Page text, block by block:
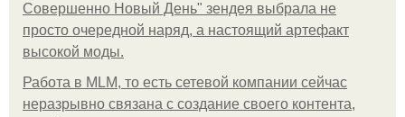
Совершенно Новый День" зендея выбрала не
просто очередной наряд, а настоящий артефакт
высокой моды.
Работа в MLM, то есть сетевой компании сейчас
неразрывно связана с создание своего контента,